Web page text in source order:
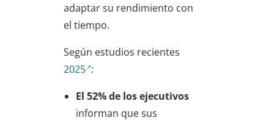
adaptar su rendimiento con
el tiempo.
Según estudios recientes
2025 :
El 52% de los ejecutivos
informan que sus